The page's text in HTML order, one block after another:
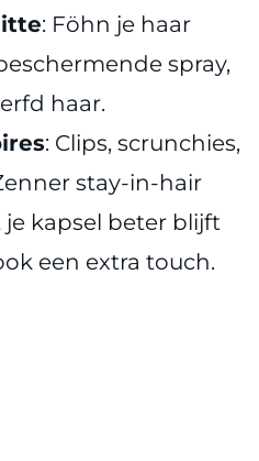
: Föhn je haar
spray,
haar.
: Clips, scrunchies,
stay-in-hair
kapsel beter blijft
een extra touch.